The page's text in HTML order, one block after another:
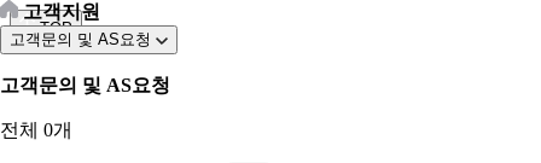
TOP
고객지원
고객문의 및 AS요청
고객문의 및 AS요청
전체 0개